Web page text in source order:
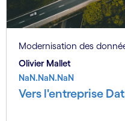
Modernisation des
Olivier Mallet
NaN.NaN.NaN
Vers l'entreprise